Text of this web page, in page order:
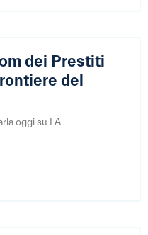
dei Prestiti
del
oggi su LA